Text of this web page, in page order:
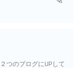
つのブログにUPして